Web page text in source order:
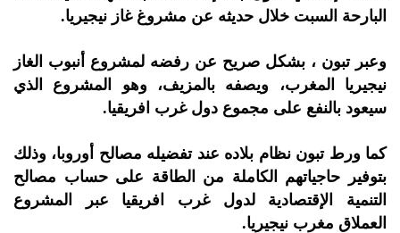
البارحة السبت خلال حديثه عن مشروغ غاز نيجيريا.
وعبر تبون ، بشكل صريح عن رفضه لمشروع أنبوب الغاز
نيجيريا المغرب، ويصفه بالمزيف، وهو المشروع الذي
سيعود بالنفع على مجموع دول غرب افريقيا.
كما ورط ‏تبون نظام بلاده عند تفضيله مصالح أوروبا، وذلك
بتوفير حاجياتهم الكاملة من الطاقة على حساب مصالح
التنمية الإقتصادية لدول غرب افريقيا عبر المشروع
العملاق مغرب نيجيريا.